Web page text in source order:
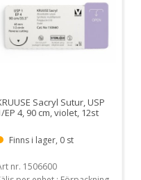
Sacryl Sutur, USP
EP 4, 90 cm, violet, 12st
Finns i lager, 0 st
nr. 1506600